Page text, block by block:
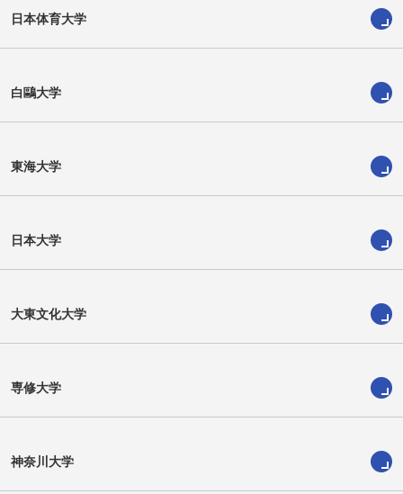
日本体育大学
白鷗大学
東海大学
日本大学
大東文化大学
専修大学
神奈川大学